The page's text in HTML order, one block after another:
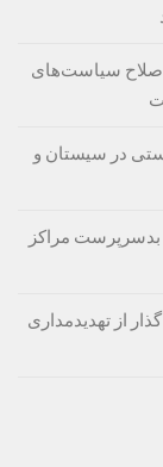
اصلاح سیاست‌های
در سیستان و
۲۷ درصد کودکان بدسرپرست مراکز
از تهدیدمداری